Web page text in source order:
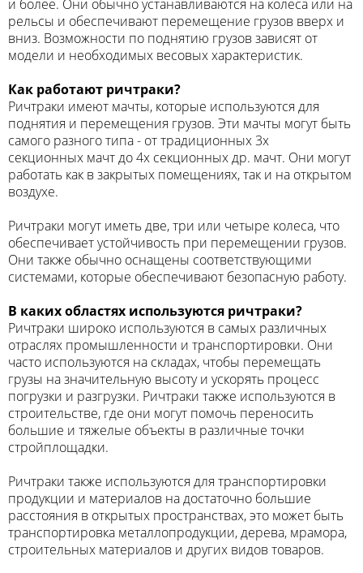
и более. Они обычно устанавливаются на колеса или на
рельсы и обеспечивают перемещение грузов вверх и
вниз. Возможности по поднятию грузов зависят от
модели и необходимых весовых характеристик.
Как работают ричтраки?
Ричтраки имеют мачты, которые используются для
поднятия и перемещения грузов. Эти мачты могут быть
самого разного типа - от традиционных 3х
секционных мачт до 4х секционных др. мачт. Они могут
работать как в закрытых помещениях, так и на открытом
воздухе.
Ричтраки могут иметь две, три или четыре колеса, что
обеспечивает устойчивость при перемещении грузов.
Они также обычно оснащены соответствующими
системами, которые обеспечивают безопасную работу.
В каких областях используются ричтраки?
Ричтраки широко используются в самых различных
отраслях промышленности и транспортировки. Они
часто используются на складах, чтобы перемещать
грузы на значительную высоту и ускорять процесс
погрузки и разгрузки. Ричтраки также используются в
строительстве, где они могут помочь переносить
большие и тяжелые объекты в различные точки
стройплощадки.
Ричтраки также используются для транспортировки
продукции и материалов на достаточно большие
расстояния в открытых пространствах, это может быть
транспортировка металлопродукции, дерева, мрамора,
строительных материалов и других видов товаров.